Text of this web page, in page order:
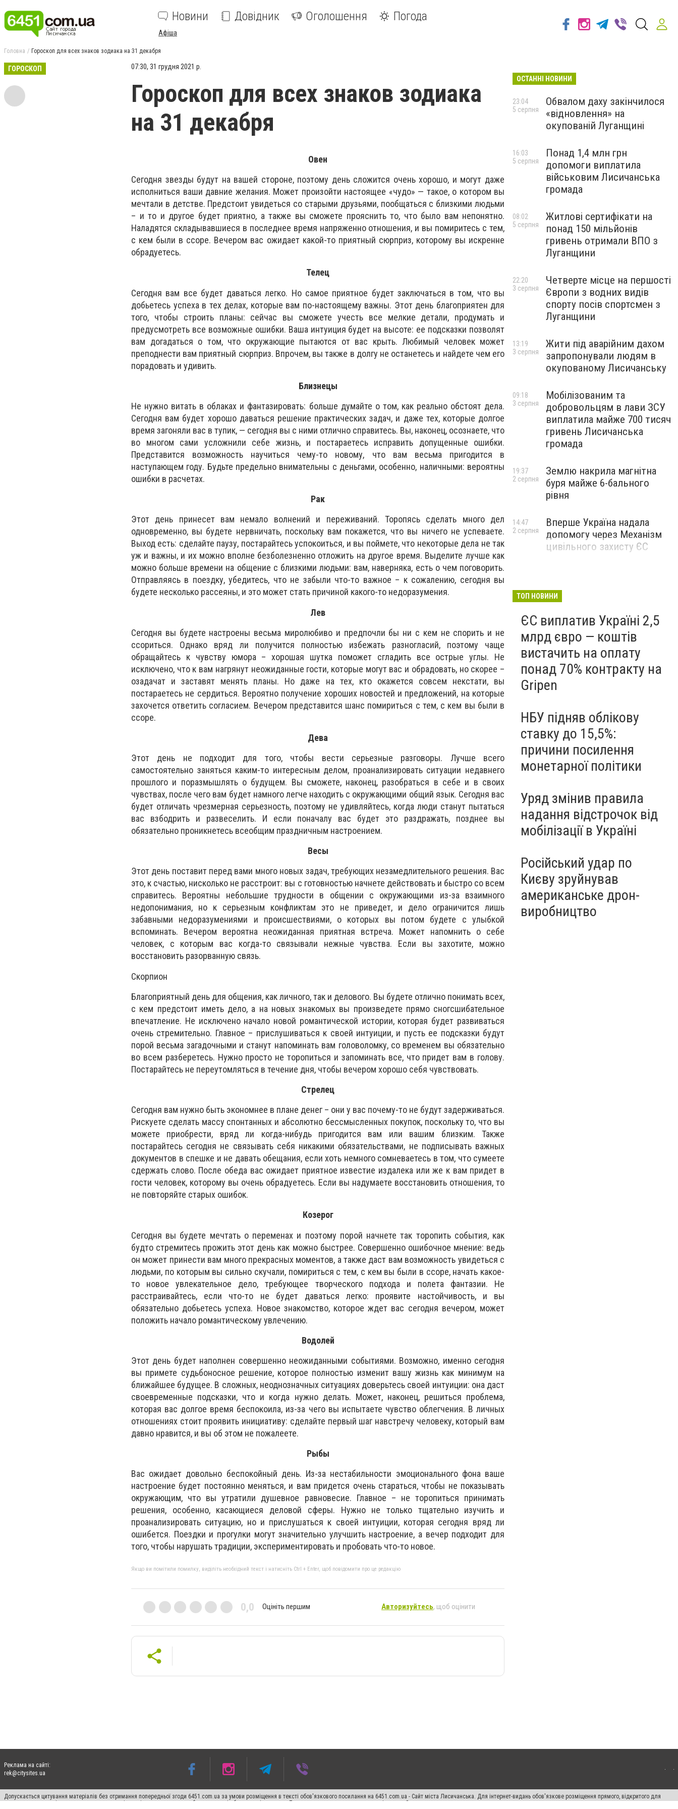
Новини Довідник Оголошення Погода
Афіша
Головна Гороскоп для всех знаков зодиака на 31 декабря
ГОРОСКОП 07:30, 31 грудня 2021 р.
Гороскоп для всех знаков зодиака
на 31 декабря
Овен
Сегодня звезды будут на вашей стороне, поэтому день сложится очень хорошо, и могут даже
исполниться ваши давние желания. Может произойти настоящее «чудо» — такое, о котором вы
мечтали в детстве. Предстоит увидеться со старыми друзьями, пообщаться с близкими людьми
– и то и другое будет приятно, а также вы сможете прояснить то, что было вам непонятно.
Наладятся складывавшиеся в последнее время напряженно отношения, и вы помиритесь с тем,
с кем были в ссоре. Вечером вас ожидает какой-то приятный сюрприз, которому вы искренне
обрадуетесь.
Телец
Сегодня вам все будет даваться легко. Но самое приятное будет заключаться в том, что вы
добьетесь успеха в тех делах, которые вам по-настоящему важны. Этот день благоприятен для
того, чтобы строить планы: сейчас вы сможете учесть все мелкие детали, продумать и
предусмотреть все возможные ошибки. Ваша интуиция будет на высоте: ее подсказки позволят
вам догадаться о том, что окружающие пытаются от вас крыть. Любимый человек может
преподнести вам приятный сюрприз. Впрочем, вы также в долгу не останетесь и найдете чем его
порадовать и удивить.
Близнецы
Не нужно витать в облаках и фантазировать: больше думайте о том, как реально обстоят дела.
Сегодня вам будет хорошо даваться решение практических задач, и даже тех, которые долгое
время загоняли вас в тупик, — сегодня вы с ними отлично справитесь. Вы, наконец, осознаете, что
во многом сами усложнили себе жизнь, и постараетесь исправить допущенные ошибки.
Представится возможность научиться чему-то новому, что вам весьма пригодится в
наступающем году. Будьте предельно внимательны с деньгами, особенно, наличными: вероятны
ошибки в расчетах.
Рак
Этот день принесет вам немало волнений и переживаний. Торопясь сделать много дел
одновременно, вы будете нервничать, поскольку вам покажется, что вы ничего не успеваете.
Выход есть: сделайте паузу, постарайтесь успокоиться, и вы поймете, что некоторые дела не так
уж и важны, и их можно вполне безболезненно отложить на другое время. Выделите лучше как
можно больше времени на общение с близкими людьми: вам, наверняка, есть о чем поговорить.
Отправляясь в поездку, убедитесь, что не забыли что-то важное – к сожалению, сегодня вы
будете несколько рассеяны, и это может стать причиной какого-то недоразумения.
Лев
Сегодня вы будете настроены весьма миролюбиво и предпочли бы ни с кем не спорить и не
ссориться. Однако вряд ли получится полностью избежать разногласий, поэтому чаще
обращайтесь к чувству юмора – хорошая шутка поможет сгладить все острые углы. Не
исключено, что к вам нагрянут неожиданные гости, которые могут вас и обрадовать, но скорее –
озадачат и заставят менять планы. Но даже на тех, кто окажется совсем некстати, вы
постараетесь не сердиться. Вероятно получение хороших новостей и предложений, на которые
захочется ответить согласием. Вечером представится шанс помириться с тем, с кем вы были в
ссоре.
Дева
Этот день не подходит для того, чтобы вести серьезные разговоры. Лучше всего
самостоятельно заняться каким-то интересным делом, проанализировать ситуации недавнего
прошлого и поразмышлять о будущем. Вы сможете, наконец, разобраться в себе и в своих
чувствах, после чего вам будет намного легче находить с окружающими общий язык. Сегодня вас
будет отличать чрезмерная серьезность, поэтому не удивляйтесь, когда люди станут пытаться
вас взбодрить и развеселить. И если поначалу вас будет это раздражать, позднее вы
обязательно проникнетесь всеобщим праздничным настроением.
Весы
Этот день поставит перед вами много новых задач, требующих незамедлительного решения. Вас
это, к счастью, нисколько не расстроит: вы с готовностью начнете действовать и быстро со всем
справитесь. Вероятны небольшие трудности в общении с окружающими из-за взаимного
недопонимания, но к серьезным конфликтам это не приведет, и дело ограничится лишь
забавными недоразумениями и происшествиями, о которых вы потом будете с улыбкой
вспоминать. Вечером вероятна неожиданная приятная встреча. Может напомнить о себе
человек, с которым вас когда-то связывали нежные чувства. Если вы захотите, можно
восстановить разорванную связь.
Скорпион
Благоприятный день для общения, как личного, так и делового. Вы будете отлично понимать всех,
с кем предстоит иметь дело, а на новых знакомых вы произведете прямо сногсшибательное
впечатление. Не исключено начало новой романтической истории, которая будет развиваться
очень стремительно. Главное – прислушиваться к своей интуиции, и пусть ее подсказки будут
порой весьма загадочными и станут напоминать вам головоломку, со временем вы обязательно
во всем разберетесь. Нужно просто не торопиться и запоминать все, что придет вам в голову.
Постарайтесь не переутомляться в течение дня, чтобы вечером хорошо себя чувствовать.
Стрелец
Сегодня вам нужно быть экономнее в плане денег – они у вас почему-то не будут задерживаться.
Рискуете сделать массу спонтанных и абсолютно бессмысленных покупок, поскольку то, что вы
можете приобрести, вряд ли когда-нибудь пригодится вам или вашим близким. Также
постарайтесь сегодня не связывать себя никакими обязательствами, не подписывать важных
документов в спешке и не давать обещания, если хоть немного сомневаетесь в том, что сумеете
сдержать слово. После обеда вас ожидает приятное известие издалека или же к вам придет в
гости человек, которому вы очень обрадуетесь. Если вы надумаете восстановить отношения, то
не повторяйте старых ошибок.
Козерог
Сегодня вы будете мечтать о переменах и поэтому порой начнете так торопить события, как
будто стремитесь прожить этот день как можно быстрее. Совершенно ошибочное мнение: ведь
он может принести вам много прекрасных моментов, а также даст вам возможность увидеться с
людьми, по которым вы сильно скучали, помириться с тем, с кем вы были в ссоре, начать какое-
то новое увлекательное дело, требующее творческого подхода и полета фантазии. Не
расстраивайтесь, если что-то не будет даваться легко: проявите настойчивость, и вы
обязательно добьетесь успеха. Новое знакомство, которое ждет вас сегодня вечером, может
положить начало романтическому увлечению.
Водолей
Этот день будет наполнен совершенно неожиданными событиями. Возможно, именно сегодня
вы примете судьбоносное решение, которое полностью изменит вашу жизнь как минимум на
ближайшее будущее. В сложных, неоднозначных ситуациях доверьтесь своей интуиции: она даст
своевременные подсказки, что и когда нужно делать. Может, наконец, решиться проблема,
которая вас долгое время беспокоила, из-за чего вы испытаете чувство облегчения. В личных
отношениях стоит проявить инициативу: сделайте первый шаг навстречу человеку, который вам
давно нравится, и вы об этом не пожалеете.
Рыбы
Вас ожидает довольно беспокойный день. Из-за нестабильности эмоционального фона ваше
настроение будет постоянно меняться, и вам придется очень стараться, чтобы не показывать
окружающим, что вы утратили душевное равновесие. Главное – не торопиться принимать
решения, особенно, касающиеся деловой сферы. Нужно не только тщательно изучить и
проанализировать ситуацию, но и прислушаться к своей интуиции, которая сегодня вряд ли
ошибется. Поездки и прогулки могут значительно улучшить настроение, а вечер подходит для
того, чтобы нарушать традиции, экспериментировать и пробовать что-то новое.
Якщо ви помітили помилку, виділіть необхідний текст і натисніть Ctrl + Enter, щоб повідомити про це редакцію
0,0 Оцініть першим Авторизуйтесь, щоб оцінити
ОСТАННІ НОВИНИ
Обвалом даху закінчилося
«відновлення» на
окупованій Луганщині
23:04
5 серпня
Понад 1,4 млн грн
допомоги виплатила
військовим Лисичанська
громада
16:03
5 серпня
Житлові сертифікати на
понад 150 мільйонів
гривень отримали ВПО з
Луганщини
08:02
5 серпня
Четверте місце на першості
Європи з водних видів
спорту посів спортсмен з
Луганщини
22:20
3 серпня
Жити під аварійним дахом
запропонували людям в
окупованому Лисичанську
13:19
3 серпня
Мобілізованим та
добровольцям в лави ЗСУ
виплатила майже 700 тисяч
гривень Лисичанська
громада
09:18
3 серпня
Землю накрила магнітна
буря майже 6-бального
рівня
19:37
2 серпня
Вперше Україна надала
допомогу через Механізм
цивільного захисту ЄС
14:47
2 серпня
ТОП НОВИНИ
ЄС виплатив Україні 2,5
млрд євро — коштів
вистачить на оплату
понад 70% контракту на
Gripen
НБУ підняв облікову
ставку до 15,5%:
причини посилення
монетарної політики
Уряд змінив правила
надання відстрочок від
мобілізації в Україні
Російський удар по
Києву зруйнував
американське дрон-
виробництво
Реклама на сайті:
rek@citysites.ua
Допускається цитування матеріалів без отримання попередньої згоди 6451.com.ua за умови розміщення в тексті обов'язкового посилання на 6451.com.ua - Сайт міста Лисичанська. Для інтернет-видань обов'язкове розміщення прямого, відкритого для
пошукових систем гіперпосилання на цитовані статті не нижче другого абзацу в тексті або в якості джерела. Порушення виняткових прав переслідується Законом.